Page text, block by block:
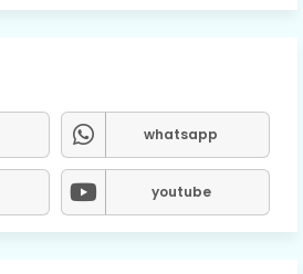
whatsapp
youtube